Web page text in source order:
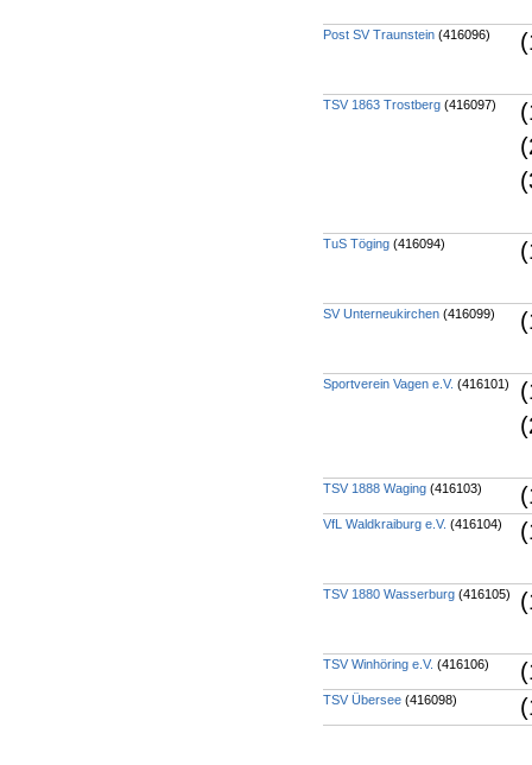
Post SV Traunstein (416096)
TSV 1863 Trostberg (416097)
TuS Töging (416094)
SV Unterneukirchen (416099)
Sportverein Vagen e.V. (416101)
TSV 1888 Waging (416103)
VfL Waldkraiburg e.V. (416104)
TSV 1880 Wasserburg (416105)
TSV Winhöring e.V. (416106)
TSV Übersee (416098)